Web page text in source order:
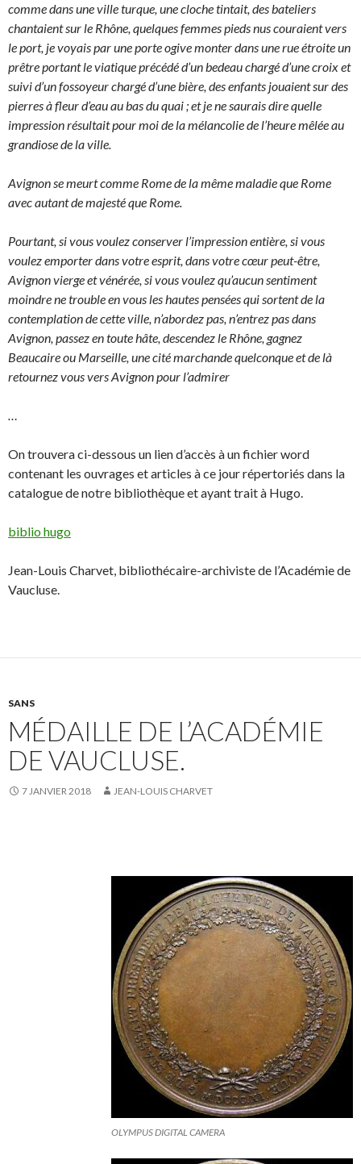
comme dans une ville turque, une cloche tintait, des bateliers
chantaient sur le Rhône, quelques femmes pieds nus couraient vers
le port, je voyais par une porte ogive monter dans une rue étroite un
prêtre portant le viatique précédé d’un bedeau chargé d’une croix et
suivi d’un fossoyeur chargé d’une bière, des enfants jouaient sur des
pierres à fleur d’eau au bas du quai ; et je ne saurais dire quelle
impression résultait pour moi de la mélancolie de l’heure mêlée au
grandiose de la ville.
Avignon se meurt comme Rome de la même maladie que Rome
avec autant de majesté que Rome.
Pourtant, si vous voulez conserver l’impression entière, si vous
voulez emporter dans votre esprit, dans votre cœur peut-être,
Avignon vierge et vénérée, si vous voulez qu’aucun sentiment
moindre ne trouble en vous les hautes pensées qui sortent de la
contemplation de cette ville, n’abordez pas, n’entrez pas dans
Avignon, passez en toute hâte, descendez le Rhône, gagnez
Beaucaire ou Marseille, une cité marchande quelconque et de là
retournez vous vers Avignon pour l’admirer
…
On trouvera ci-dessous un lien d’accès à un fichier word
contenant les ouvrages et articles à ce jour répertoriés dans la
catalogue de notre bibliothèque et ayant trait à Hugo.
biblio hugo
Jean-Louis Charvet, bibliothécaire-archiviste de l’Académie de
Vaucluse.
SANS
MÉDAILLE DE L’ACADÉMIE
DE VAUCLUSE.
7 JANVIER 2018 JEAN-LOUIS CHARVET
OLYMPUS DIGITAL CAMERA